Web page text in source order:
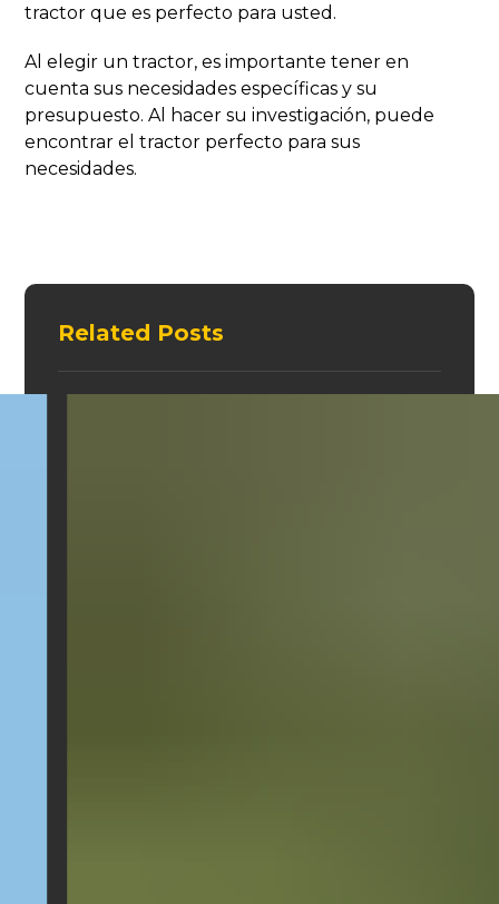
tractor que es perfecto para usted.
Al elegir un tractor, es importante tener en
cuenta sus necesidades específicas y su
presupuesto. Al hacer su investigación, puede
encontrar el tractor perfecto para sus
necesidades.
Related Posts